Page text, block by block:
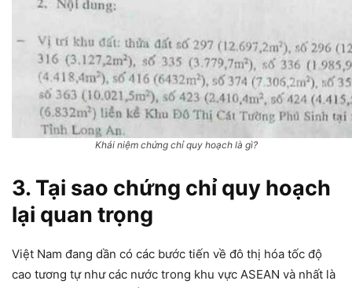
Khái niệm chứng chỉ quy hoạch là gì?
3. Tại sao chứng chỉ quy hoạch
lại quan trọng
Việt Nam đang dần có các bước tiến về đô thị hóa tốc độ
cao tương tự như các nước trong khu vực ASEAN và nhất là